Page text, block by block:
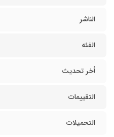
الناشر
الفئه
أخر تحديث
التقييمات
التحميلات